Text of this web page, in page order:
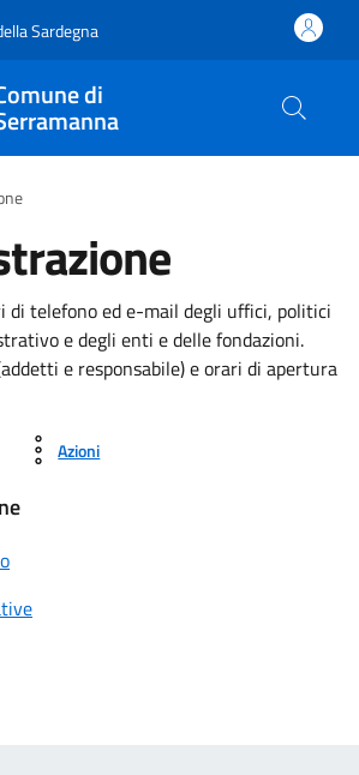
Sardegna
di
di telefono ed e-mail degli uffici, politici
e degli enti e delle fondazioni.
e responsabile) e orari di apertura
Azioni